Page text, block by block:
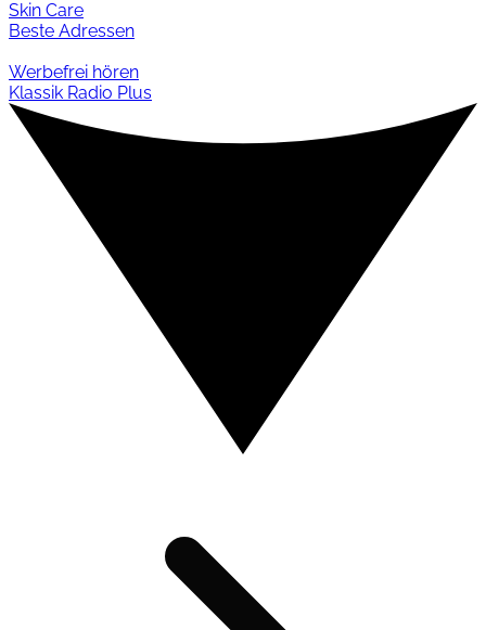
Skin Care
Beste Adressen
Werbefrei hören
Klassik Radio Plus